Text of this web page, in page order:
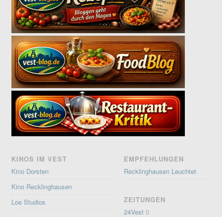
KINOS IM VEST
Kino Dorsten
Kino Recklinghausen
Loe Studios
EMPFEHLUNGEN
Recklinghausen Leuchtet
ZEITUNGEN
24Vest 0